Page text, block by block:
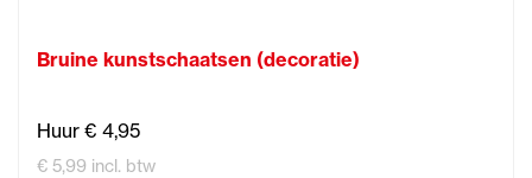
Bruine kunstschaatsen (decoratie)
Huur € 4,95
€ 5,99 incl. btw